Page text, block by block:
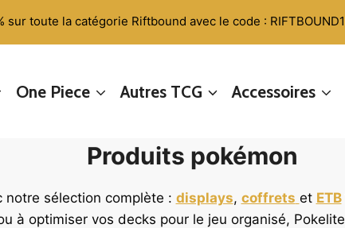
sur toute la catégorie Riftbound avec le code :
One Piece Autres TCG Accessoires
Produits pokémon
notre sélection complète : displays, coffrets et ETB
à optimiser vos decks pour le jeu organisé,